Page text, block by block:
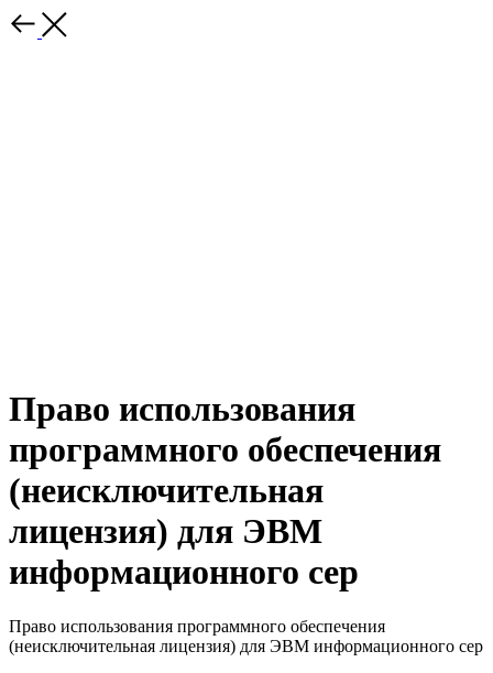
Право использования
программного обеспечения
(неисключительная
лицензия) для ЭВМ
информационного сер
Право использования программного обеспечения
(неисключительная лицензия) для ЭВМ информационного сер